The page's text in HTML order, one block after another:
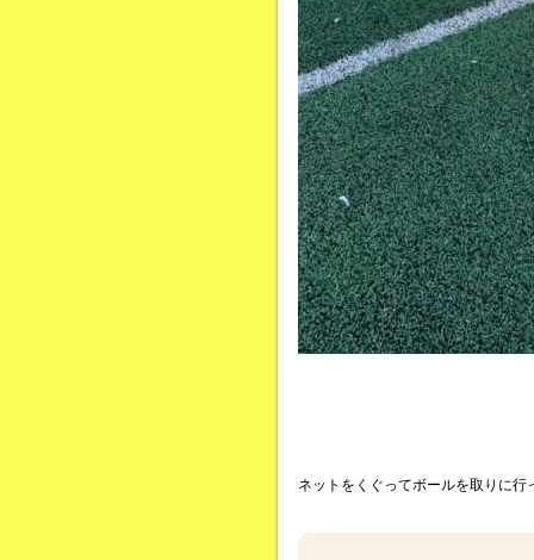
ネットをくぐってボールを取りに